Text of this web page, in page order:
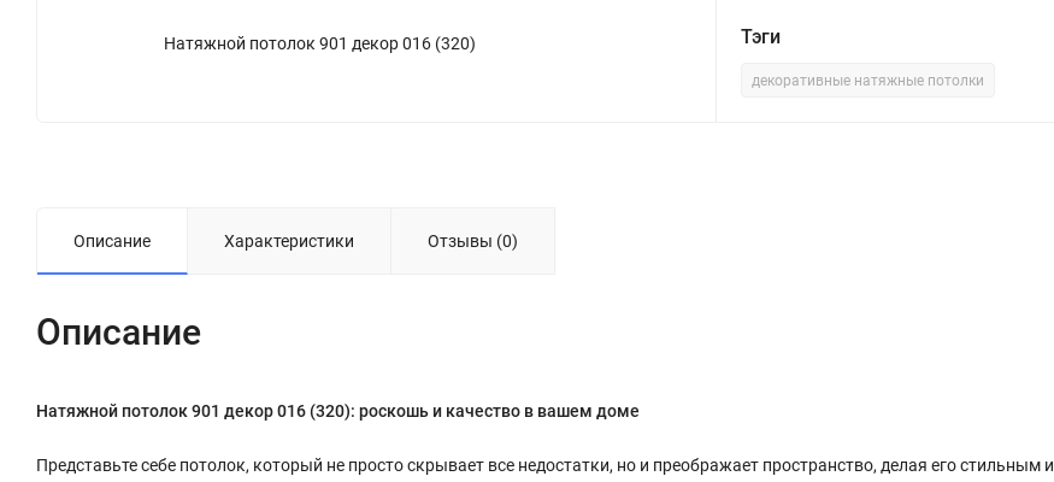
Натяжной потолок 901 декор 016 (320) Натяжной потолок 901 декор 016 (320)
Тэги
декоративные натяжные потолки
Описание Характеристики Отзывы (0)
Описание
Натяжной потолок 901 декор 016 (320): роскошь и качество в вашем доме
Представьте себе потолок, который не просто скрывает все недостатки, но и преображает пространство, делая его стильным и